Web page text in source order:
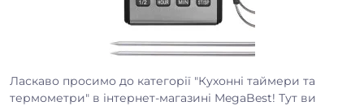
Ласкаво просимо до категорії "Кухонні таймери та
термометри" в інтернет-магазині MegaBest! Тут ви